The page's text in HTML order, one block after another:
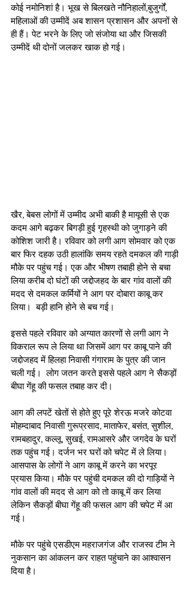
कोई नमोनिशां है। भूख से बिलखते नौनिहालों,बुजुर्गों,
महिलाओं की उम्मीदें अब शासन प्रशासन और अपनों से
ही हैं। पेट भरने के लिए जो संजोया था और जिसकी
उम्मीदें थी दोनों जलकर खाक हो गई।
खैर, बेबस लोगों में उम्मीद अभी बाकी है मायूसी से एक
कदम आगे बढ़कर बिगड़ी हुई गृहस्थी को जुगाड़ने की
कोशिश जारी है। रविवार को लगी आग सोमवार को एक
बार फिर दहक उठी हालांकि समय रहते दमकल की गाड़ी
मौके पर पहुंच गई। एक और भीषण तबाही होने से बचा
लिया करीब दो घंटों की जद्दोजहद के बार गांव वालों की
मदद से दमकल कर्मियों ने आग पर दोबारा काबू कर
लिया।  बड़ी हानि होने से बच गई।
इससे पहले रविवार को अग्यात कारणों से लगी आग ने
विकराल रूप ले लिया था जिसमें आग पर काबू पाने की
जद्दोजहद में हिलहा निवासी गंगाराम के पुत्र की जान
चली गई।  लोग जतन करते इससे पहले आग ने सैकड़ों
बीघा गेंहू की फसल तबाह कर दी।
आग की लपटें खेतों से होते हुए पूरे शेरऊ मजरे कोटवा
मोहम्दाबाद निवासी गुरूप्रसाद, माताफेर, बसंत, सुशील,
रामबहादुर, कल्लू, सुखई, रामआसरे और जगदेव के घरों
तक पहुंच गई। दर्जन भर घरों को चपेट में ले लिया।
आसपास के लोगों ने आग काबू में करने का भरपूर
प्रयास किया। मौके पर पहुंची दमकल की दो गाड़ियों ने
गांव वालों की मदद से आग को तो काबू में कर लिया
लेकिन सैकड़ों बीघा गेंहू की फसल आग की चपेट में आ
गई।
मौके पर पहुंचे एसडीएम महराजगंज और राजस्व टीम ने
नुकसान का आंकलन कर राहत पहुंचाने का आश्वासन
दिया है।